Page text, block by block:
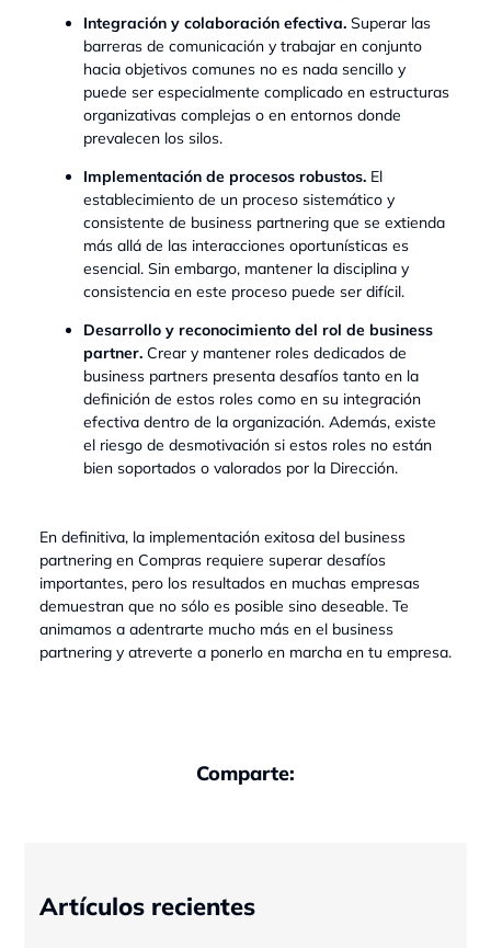
Integración y colaboración efectiva. Superar las
barreras de comunicación y trabajar en conjunto
hacia objetivos comunes no es nada sencillo y
puede ser especialmente complicado en estructuras
organizativas complejas o en entornos donde
prevalecen los silos.
Implementación de procesos robustos. El
establecimiento de un proceso sistemático y
consistente de business partnering que se extienda
más allá de las interacciones oportunísticas es
esencial. Sin embargo, mantener la disciplina y
consistencia en este proceso puede ser difícil.
Desarrollo y reconocimiento del rol de business
partner. Crear y mantener roles dedicados de
business partners presenta desafíos tanto en la
definición de estos roles como en su integración
efectiva dentro de la organización. Además, existe
el riesgo de desmotivación si estos roles no están
bien soportados o valorados por la Dirección.
En definitiva, la implementación exitosa del business
partnering en Compras requiere superar desafíos
importantes, pero los resultados en muchas empresas
demuestran que no sólo es posible sino deseable. Te
animamos a adentrarte mucho más en el business
partnering y atreverte a ponerlo en marcha en tu empresa.
Comparte:
Artículos recientes